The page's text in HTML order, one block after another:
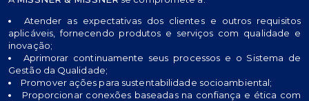
Atender as expectativas dos clientes e outros requisitos
aplicáveis, fornecendo produtos e serviços com qualidade e
inovação;
Aprimorar continuamente seus processos e o Sistema de
Gestão da Qualidade;
Promover ações para sustentabilidade socioambiental;
Proporcionar conexões baseadas na confiança e ética com